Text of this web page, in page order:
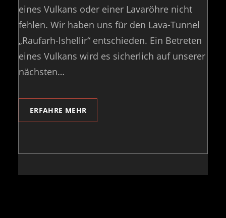
eines Vulkans oder einer Lavaröhre nicht
fehlen. Wir haben uns für den Lava-Tunnel
„Raufarh-lshellir“ entschieden. Ein Betreten
eines Vulkans wird es sicherlich auf unserer
nächsten…
ERFAHRE MEHR